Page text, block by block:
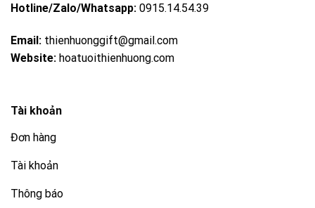
Hotline/Zalo/Whatsapp: 0915.14.54.39
Email: thienhuonggift@gmail.com
Website: hoatuoithienhuong.com
Tài khoản
Đơn hàng
Tài khoản
Thông báo